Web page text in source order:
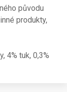
původu
produkty,
4% tuk, 0,3%